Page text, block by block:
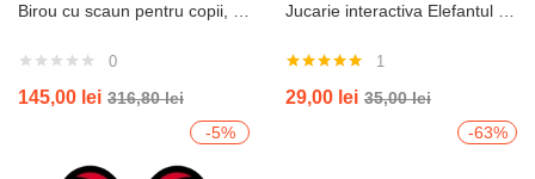
Birou cu scaun pentru copii, reglabile, cadru metalic si lemn, verde, Jungla B6 little bird
0
145,00 lei 316,80lei
Jucarie interactiva Elefantul cantaret din plus, Gri cu ureche roz
5.00din 5
1
29,00 lei 35,00lei
-5%
-63%